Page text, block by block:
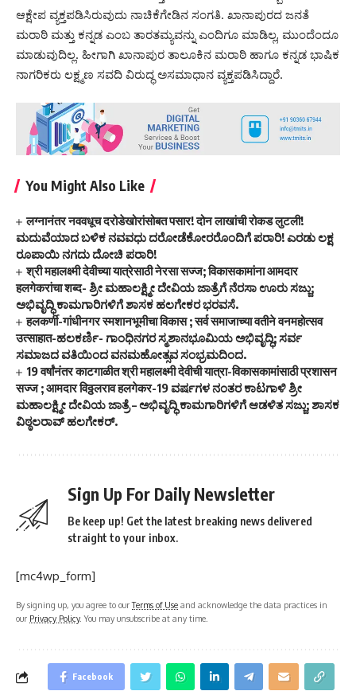
ಆಕ್ಷೇಪ ವ್ಯಕ್ತಪಡಿಸಿರುವುದು ನಾಚಿಕೆಗೇಡಿನ ಸಂಗತಿ. ಖಾನಾಪುರದ ಜನತೆ
ಮರಾಠಿ ಮತ್ತು ಕನ್ನಡ ಎಂಬ ತಾರತಮ್ಯವನ್ನು ಎಂದಿಗೂ ಮಾಡಿಲ್ಲ, ಮುಂದೆಂದೂ
ಮಾಡುವುದಿಲ್ಲ. ಹೀಗಾಗಿ ಖಾನಾಪುರ ತಾಲೂಕಿನ ಮರಾಠಿ ಹಾಗೂ ಕನ್ನಡ ಭಾಷಿಕ
ನಾಗರಿಕರು ಲಕ್ಷ್ಮಣ ಸವದಿ ವಿರುದ್ಧ ಅಸಮಾಧಾನ ವ್ಯಕ್ತಪಡಿಸಿದ್ದಾರೆ.
You Might Also Like
लग्नानंतर नववधूच दरोडेखोरांसोबत पसार! दोन लाखांची रोकड लुटली!
ಮದುವೆಯಾದ ಬಳಿಕ ನವವಧು ದರೋಡೆಕೋರರೊಂದಿಗೆ ಪರಾರಿ! ಎರಡು ಲಕ್ಷ
ರೂಪಾಯಿ ನಗದು ದೋಚಿ ಪರಾರಿ!
श्री महालक्ष्मी देवीच्या यात्रेसाठी नेरसा सज्ज; विकासकामांना आमदार
हलगेकरांचा शब्द- ಶ್ರೀ ಮಹಾಲಕ್ಷ್ಮೀ ದೇವಿಯ ಜಾತ್ರೆಗೆ ನೆರಸಾ ಊರು ಸಜ್ಜು;
ಅಭಿವೃದ್ಧಿ ಕಾಮಗಾರಿಗಳಿಗೆ ಶಾಸಕ ಹಲಗೇಕರ ಭರವಸೆ.
हलकर्णी-गांधीनगर स्मशानभूमीचा विकास ; सर्व समाजाच्या वतीने वनमहोत्सव
उत्साहात-ಹಲಕರ್ಣಿ- ಗಾಂಧಿನಗರ ಸ್ಮಶಾನಭೂಮಿಯ ಅಭಿವೃದ್ಧಿ; ಸರ್ವ
ಸಮಾಜದ ವತಿಯಿಂದ ವನಮಹೋತ್ಸವ ಸಂಭ್ರಮದಿಂದ.
19 वर्षांनंतर काटगाळीत श्री महालक्ष्मी देवीची यात्रा-विकासकामांसाठी प्रशासन
सज्ज ; आमदार विठ्ठलराव हलगेकर-19 ವರ್ಷಗಳ ನಂತರ ಕಾಟಗಾಳಿ ಶ್ರೀ
ಮಹಾಲಕ್ಷ್ಮೀ ದೇವಿಯ ಜಾತ್ರೆ – ಅಭಿವೃದ್ಧಿ ಕಾಮಗಾರಿಗಳಿಗೆ ಆಡಳಿತ ಸಜ್ಜು; ಶಾಸಕ
ವಿಠ್ಠಲರಾವ್ ಹಲಗೇಕರ್.
Sign Up For Daily Newsletter
Be keep up! Get the latest breaking news delivered
straight to your inbox.
[mc4wp_form]
By signing up, you agree to ourTerms of Use and acknowledge the data practices in
our Privacy Policy. You may unsubscribe at any time.
Facebook